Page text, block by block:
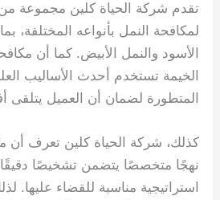
تقدم شركة الحياة كلين مجموعة من
لمكافحة النمل بأنواعه المختلفة،
الأسود والنمل الأبيض. كما أن
الخيمة تستخدم أحدث الأساليب
المتطورة لضمان أن العميل
كذلك، شركة الحياة كلين تعرف أن
نهجًا متخصصًا يتضمن تشخيصًا دقيقًا
استراتيجية مناسبة للقضاء عليها.